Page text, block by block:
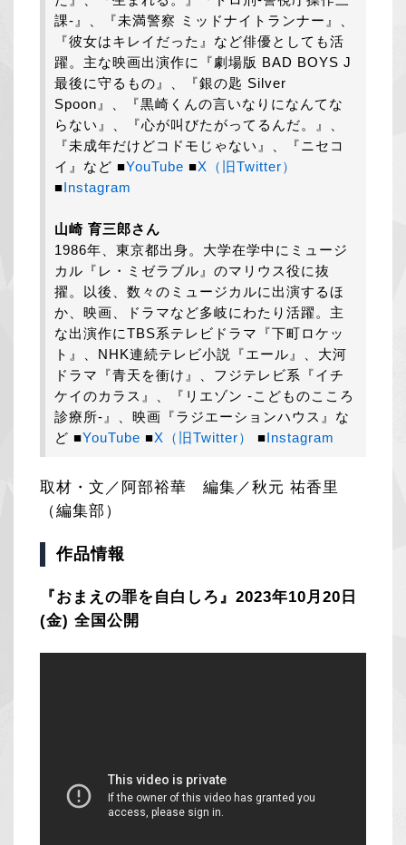
課-』、『未満警察 ミッドナイトランナー』、
『彼女はキレイだった』など俳優としても活
躍。主な映画出演作に『劇場版 BAD BOYS J
最後に守るもの』、『銀の匙 Silver
Spoon』、『黒崎くんの言いなりになんてな
らない』、『心が叫びたがってるんだ。』、
『未成年だけどコドモじゃない』、『ニセコ
イ』など ■YouTube ■X（旧Twitter）
■Instagram
山崎 育三郎さん
1986年、東京都出身。大学在学中にミュージ
カル『レ・ミゼラブル』のマリウス役に抜
擢。以後、数々のミュージカルに出演するほ
か、映画、ドラマなど多岐にわたり活躍。主
な出演作にTBS系テレビドラマ『下町ロケッ
ト』、NHK連続テレビ小説『エール』、大河
ドラマ『青天を衝け』、フジテレビ系『イチ
ケイのカラス』、『リエゾン -こどものこころ
診療所-』、映画『ラジエーションハウス』な
ど ■YouTube ■X（旧Twitter） ■Instagram
取材・文／阿部裕華 編集／秋元 祐香里
（編集部）
作品情報
『おまえの罪を自白しろ』2023年10月20日
(金) 全国公開